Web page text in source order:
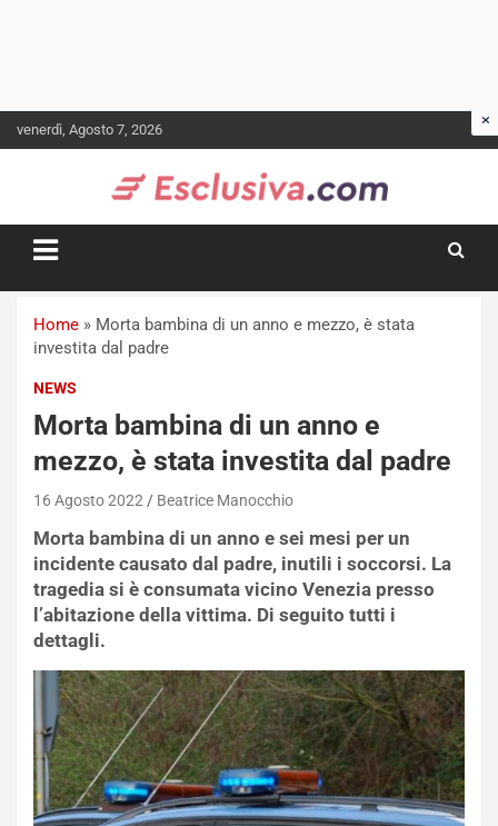
to
venerdì, Agosto 7, 2026
Home » Morta bambina di un anno e mezzo, è stata
investita dal padre
NEWS
Morta bambina di un anno e
mezzo, è stata investita dal padre
16 Agosto 2022 Beatrice Manocchio
Morta bambina di un anno e sei mesi per un
incidente causato dal padre, inutili i soccorsi. La
tragedia si è consumata vicino Venezia presso
l’abitazione della vittima. Di seguito tutti i
dettagli.